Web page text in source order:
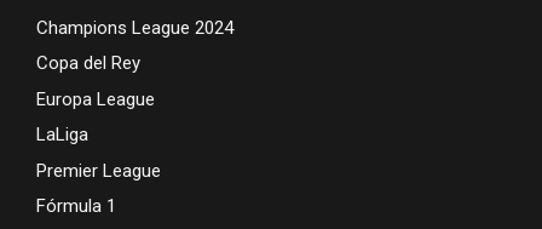
Champions League 2024
Copa del Rey
Europa League
LaLiga
Premier League
Fórmula 1